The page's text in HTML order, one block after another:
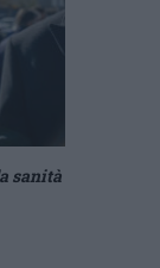
sanità